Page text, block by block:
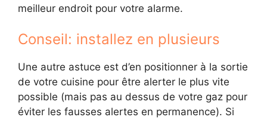
meilleur endroit pour votre alarme.
Conseil: installez en plusieurs
Une autre astuce est d’en positionner à la sortie
de votre cuisine pour être alerter le plus vite
possible (mais pas au dessus de votre gaz pour
éviter les fausses alertes en permanence). Si